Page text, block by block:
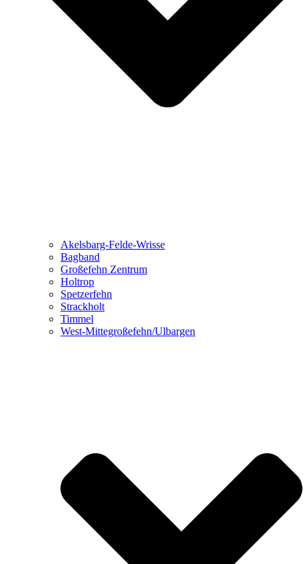
Akelsbarg-Felde-Wrisse
Bagband
Großefehn Zentrum
Holtrop
Spetzerfehn
Strackholt
Timmel
West-Mittegroßefehn/Ulbargen